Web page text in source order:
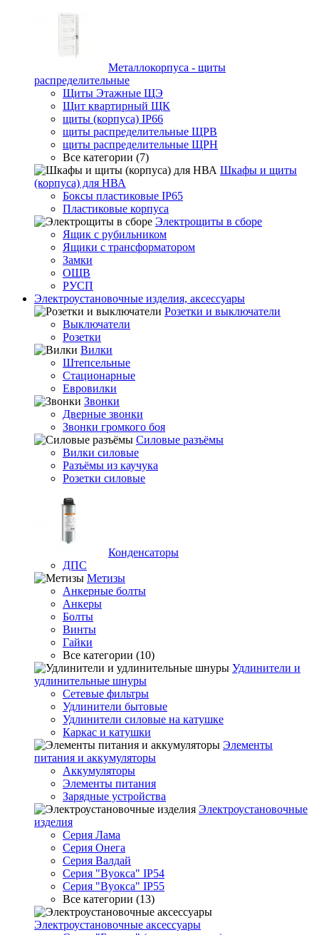
Металлокорпуса - щиты
распределительные
Щиты Этажные ЩЭ
Щит квартирный ЩК
щиты (корпуса) IP66
щиты распределительные ЩРВ
щиты распределительные ЩРН
Все категории (7)
Шкафы и щиты
(корпуса) для НВА
Боксы пластиковые IP65
Пластиковые корпуса
Электрощиты в сборе
Ящик с рубильником
Ящики с трансформатором
Замки
ОЩВ
РУСП
Электроустановочные изделия, аксессуары
Розетки и выключатели
Выключатели
Розетки
Вилки
Штепсельные
Стационарные
Евровилки
Звонки
Дверные звонки
Звонки громкого боя
Силовые разъёмы
Вилки силовые
Разъёмы из каучука
Розетки силовые
Конденсаторы
ДПС
Метизы
Анкерные болты
Анкеры
Болты
Винты
Гайки
Все категории (10)
Удлинители и
удлинительные шнуры
Сетевые фильтры
Удлинители бытовые
Удлинители силовые на катушке
Каркас и катушки
Элементы
питания и аккумуляторы
Аккумуляторы
Элементы питания
Зарядные устройства
Электроустановочные
изделия
Серия Лама
Серия Онега
Серия Валдай
Серия "Вуокса" IP54
Серия "Вуокса" IP55
Все категории (13)
Электроустановочные аксессуары